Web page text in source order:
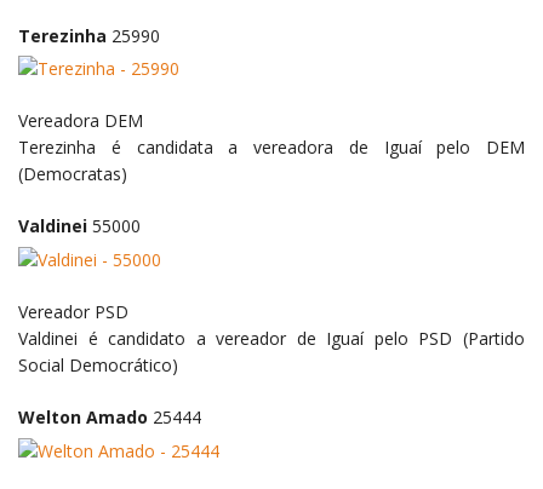
Terezinha 25990
Vereadora DEM
Terezinha é candidata a vereadora de Iguaí pelo DEM
(Democratas)
Valdinei 55000
Vereador PSD
Valdinei é candidato a vereador de Iguaí pelo PSD (Partido
Social Democrático)
Welton Amado 25444